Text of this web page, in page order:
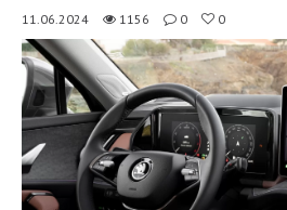
11.06.2024 1156 0 0